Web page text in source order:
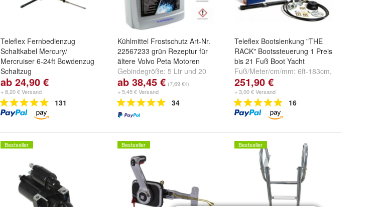
Teleflex Fernbedienzug
Schaltkabel Mercury/
Mercruiser 6-24ft Bowdenzug
Schaltzug
Fuß/Meter:6ft-183cm
213cm,8ft-244cm
...
ab 24,90 €
+ 8,20 € Versand
131
Kühlmittel Frostschutz Art-Nr.
22567233 grün Rezeptur für
ältere Volvo Peta Motoren
Gebindegröße: 5 Ltr und 20
Ltr
ab 38,45 € (7,69 €/l)
+ 5,45 € Versand
34
Teleflex Bootslenkung "THE
RACK" Bootssteuerung 1 Preis
bis 21 Fuß Boot Yacht
Fuß/Meter/cm/mm: 6ft-183cm,
7ft-213cm ,8ft-244cm
weitere ...
251,90 €
+ 3,00 € Versand
16
Bestseller Bestseller Bestseller